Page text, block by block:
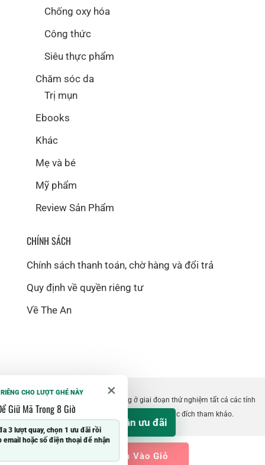
Thêm Vào Giỏ
Chống oxy hóa
Công thức
Siêu thực phẩm
Chăm sóc da
Trị mụn
Ebooks
Khác
Mẹ và bé
Mỹ phẩm
Review Sản Phẩm
CHÍNH SÁCH
Chính sách thanh toán, chờ hàng và đổi trả
Quy định về quyền riêng tư
Về The An
©2018 The An. Website hiện vẫn đang ở giai đoạn thử nghiệm tất cả các tính
năng. Thông tin trên website chỉ dùng với mục đích tham khảo.
% Nhận ưu đãi
×
CHO LƯỢT GHÉ NÀY
Giữ Mã Trong 8 Giờ
3 lượt quay, chọn 1 ưu đãi rồi
email hoặc số điện thoại để nhận